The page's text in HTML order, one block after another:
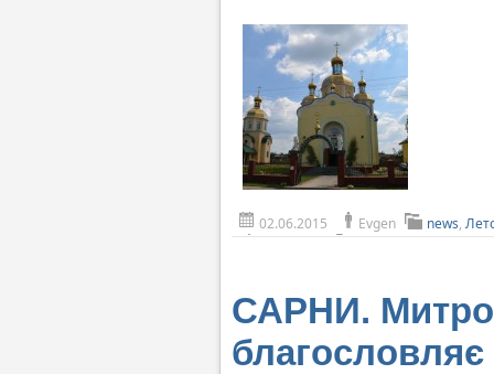
02.06.2015 Evgen news,
САРНИ.
благословляє